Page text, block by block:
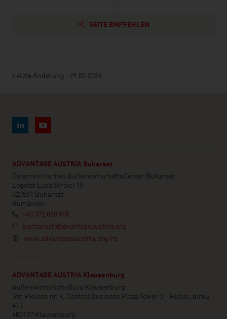
SEITE EMPFEHLEN
Letzte Änderung : 29.05.2026
ADVANTAGE AUSTRIA Bukarest
Österreichisches AußenwirtschaftsCenter Bukarest
Logofat Luca Stroici 15
020581 Bukarest
Rumänien
+40 372 068 900
bucharest@advantageaustria.org
www.advantageaustria.org/ro
ADVANTAGE AUSTRIA Klausenburg
AußenwirtschaftsBüro Klausenburg
Str. Ploiesti nr. 9, Central Business Plaza Tower 3 - Regus, birou
413
400157 Klausenburg